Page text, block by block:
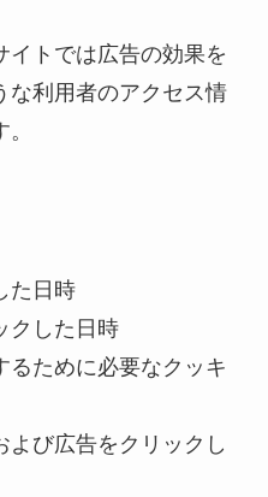
イトでは広告の効果を
な利用者のアクセス情
た日時
クした日時
るために必要なクッキ
よび広告をクリックし